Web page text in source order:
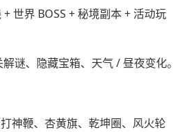
世界 BOSS + 秘境副本 + 活动玩
谜、隐藏宝箱、天气 / 昼夜变化。
神鞭、杏黄旗、乾坤圈、风火轮